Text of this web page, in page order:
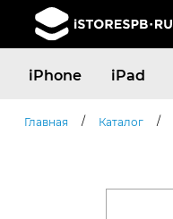
iPhone iPad
Главная / Каталог /